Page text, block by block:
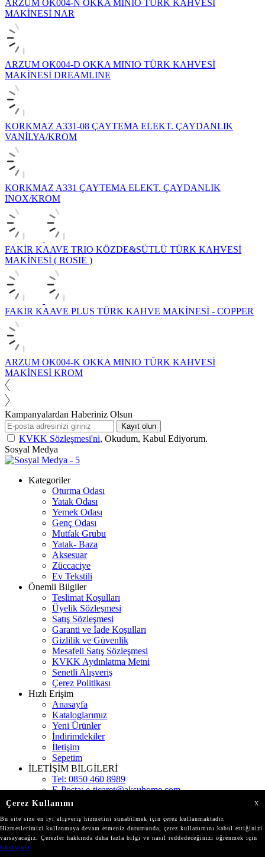
ARZUM OK004-N OKKA MINIO TÜRK KAHVESİ
MAKİNESİ NAR
ARZUM OK004-D OKKA MINIO TÜRK KAHVESİ
MAKİNESİ DREAMLINE
KORKMAZ A331-08 ÇAYTEMA ELEKT. ÇAYDANLIK
VANİLYA/KROM
KORKMAZ A331 ÇAYTEMA ELEKT. ÇAYDANLIK
INOX/KROM
FAKİR KAAVE TRIO KÖZDE&SÜTLÜ TÜRK KAHVESİ
MAKİNESİ ( ROSIE )
FAKİR KAAVE PLUS TÜRK KAHVE MAKİNESİ - COPPER
ARZUM OK004-K OKKA MINIO TÜRK KAHVESİ
MAKİNESİ KROM
Kampanyalardan Haberiniz Olsun
Kayıt olun
KVKK Sözleşmesi'ni, Okudum, Kabul Ediyorum.
Sosyal Medya
Kategoriler
Oturma Odası
Yatak Odası
Yemek Odası
Genç Odası
Mutfak Grubu
Yatak- Baza
Aksesuar
Züccaciye
Ev Tekstili
Önemli Bilgiler
Teslimat Koşulları
Üyelik Sözleşmesi
Satış Sözleşmesi
Garanti ve İade Koşulları
Gizlilik ve Güvenlik
Mesafeli Satış Sözleşmesi
KVKK Aydınlatma Metni
Senetli Alışveriş
Çerez Politikası
Hızlı Erişim
Anasayfa
Kataloglarımız
Yeni Ürünler
İndirimdekiler
İletişim
Sepetim
İLETİŞİM BİLGİLERİ
Tel: 0850 460 8989
E-Posta:e-ticaret@aksuhome.com
Adres:
Mağazalarımız
© Tüm hakları saklıdır.
Çerez Kullanımı X
Bu site size en iyi alışveriş hizmetini sunabilmek için çerez kullanmaktadır.
Hizmetlerimizi kullanmaya devam etmeniz durumunda, çerez kullanımını kabul ettiğinizi
varsayacağız. Çerezler hakkında daha fazla bilgi ve nasıl reddedeceğinizi öğrenmek için
tıklayınız